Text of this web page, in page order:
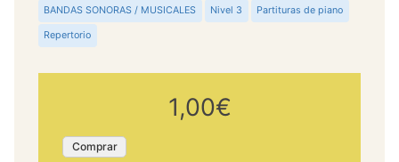
BANDAS SONORAS / MUSICALES Nivel 3 Partituras de piano
Repertorio
1,00€
Comprar